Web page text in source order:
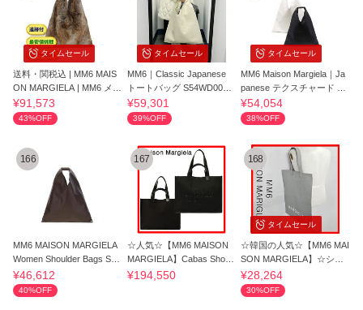
タイムセール
送料・関税込 | MM6 MAIS
ON MARGIELA | MM6 メゾ
ン マルジェラ
¥91,573
43%OFF
タイムセール
MM6｜Classic Japanese
トートバッグ S54WD0039
P5691
¥59,301
39%OFF
タイムセール
MM6 Maison Margiela｜Ja
panese テクスチャード ハ
ンドバッグ
¥54,054
38%OFF
166
MM6 MAISON MARGIELA
Women Shoulder Bags S54
WD0039P8396 T2164
¥46,612
40%OFF
167
☆人気☆【MM6 MAISON
MARGIELA】Cabas Shopp
ing Bag Large☆
¥194,550
タイムセール
168
☆韓国の人気☆【MM6 MAI
SON MARGIELA】☆ショ
ッピングバッグ☆
¥28,264
30%OFF